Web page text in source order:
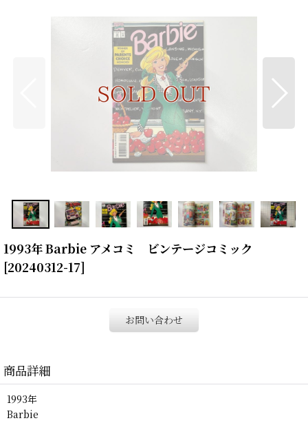
1993年 Barbie アメコミ ビンテージコミック
[20240312-17]
お問い合わせ
商品詳細
1993年
Barbie